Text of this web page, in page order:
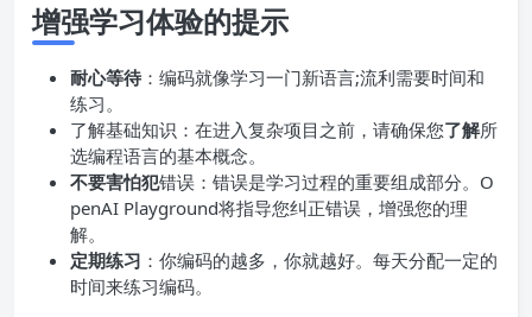
增强学习体验的提示
耐心等待：编码就像学习一门新语言;流利需要时间和
练习。
了解基础知识：在进入复杂项目之前，请确保您了解所
选编程语言的基本概念。
不要害怕犯错误：错误是学习过程的重要组成部分。O
penAI Playground将指导您纠正错误，增强您的理
解。
定期练习 ：你编码的越多，你就越好。每天分配一定的
时间来练习编码。